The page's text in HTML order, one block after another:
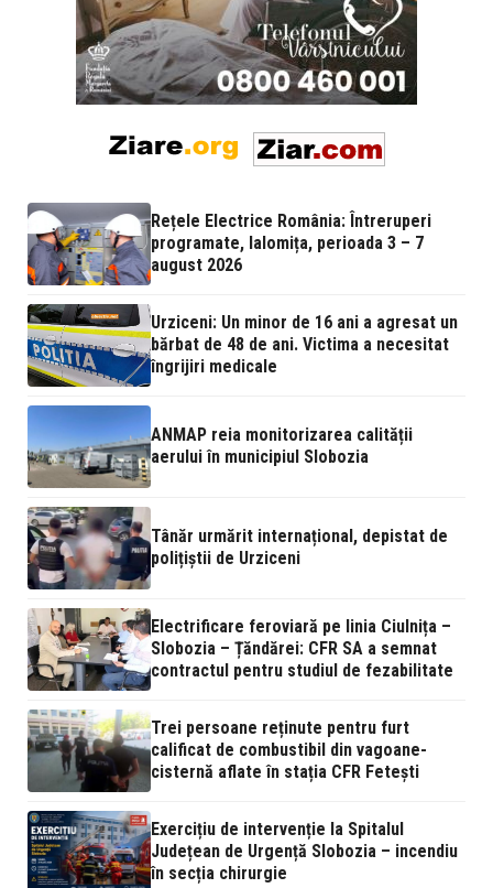
Rețele Electrice România: Întreruperi
programate, Ialomița, perioada 3 – 7
august 2026
Urziceni: Un minor de 16 ani a agresat un
bărbat de 48 de ani. Victima a necesitat
îngrijiri medicale
ANMAP reia monitorizarea calității
aerului în municipiul Slobozia
Tânăr urmărit internațional, depistat de
polițiștii de Urziceni
Electrificare feroviară pe linia Ciulnița –
Slobozia – Țăndărei: CFR SA a semnat
contractul pentru studiul de fezabilitate
Trei persoane reținute pentru furt
calificat de combustibil din vagoane-
cisternă aflate în stația CFR Fetești
Exercițiu de intervenție la Spitalul
Județean de Urgență Slobozia – incendiu
în secția chirurgie